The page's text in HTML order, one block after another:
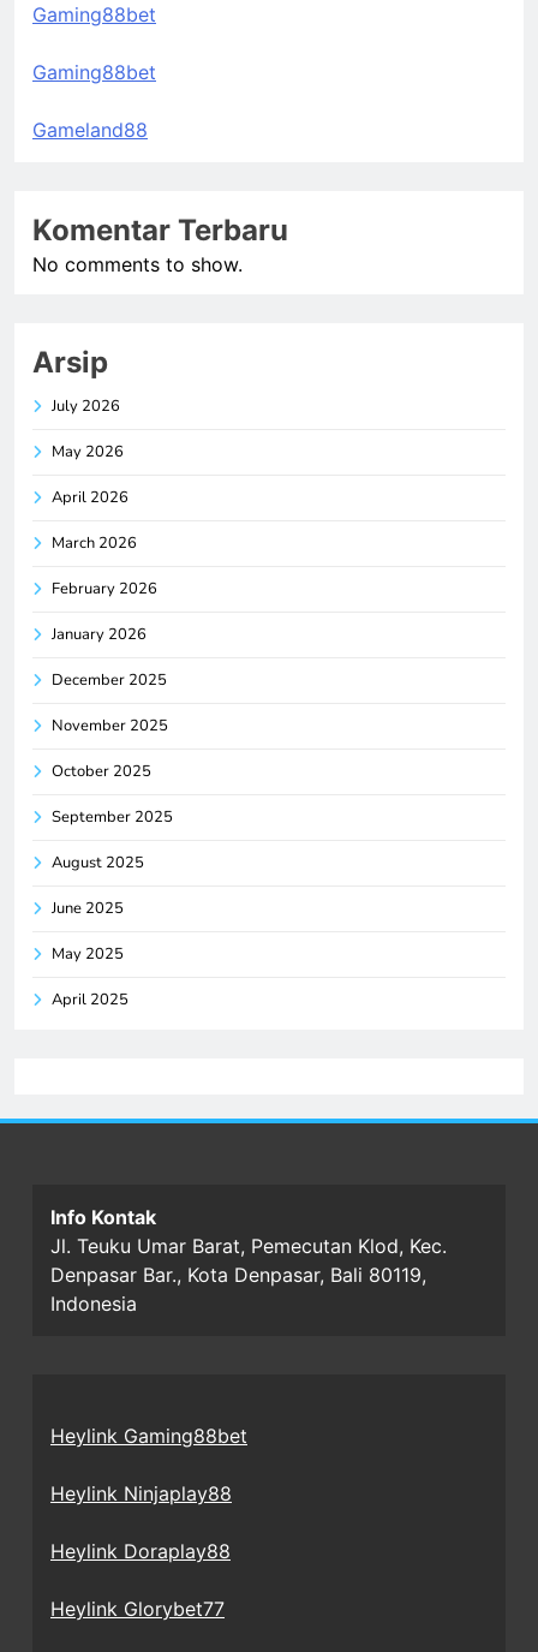
Gaming88bet
Gaming88bet
Gameland88
Komentar Terbaru
No comments to show.
Arsip
July 2026
May 2026
April 2026
March 2026
February 2026
January 2026
December 2025
November 2025
October 2025
September 2025
August 2025
June 2025
May 2025
April 2025
Info Kontak
Jl. Teuku Umar Barat, Pemecutan Klod, Kec.
Denpasar Bar., Kota Denpasar, Bali 80119,
Indonesia
Heylink Gaming88bet
Heylink Ninjaplay88
Heylink Doraplay88
Heylink Glorybet77